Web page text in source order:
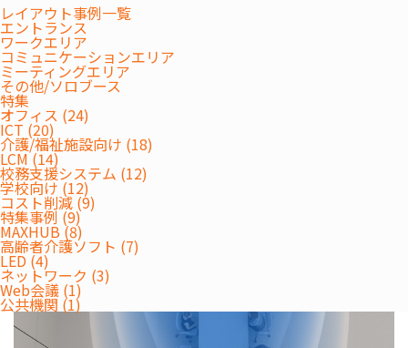
レイアウト事例一覧
エントランス
ワークエリア
コミュニケーションエリア
ミーティングエリア
その他/ソロブース
特集
オフィス (24)
ICT (20)
介護/福祉施設向け (18)
LCM (14)
校務支援システム (12)
学校向け (12)
コスト削減 (9)
特集事例 (9)
MAXHUB (8)
高齢者介護ソフト (7)
LED (4)
ネットワーク (3)
Web会議 (1)
公共機関 (1)
5000万画素×2眼の広角カメラは、会議室全体の様子はもちろ
ん、人物の表情や手元のしぐさまで鮮明に映し出します。
12マイクアレイ+15W×2のスピーカー